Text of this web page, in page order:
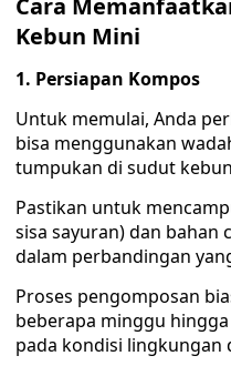
Cara
Kebun Mini
1. Persiapan Kompos
Untuk memulai, Anda
bisa menggunakan
tumpukan di sudut
Pastikan untuk
sisa sayuran) dan bahan
dalam perbandingan
Proses pengomposan
beberapa minggu
pada kondisi lingkungan